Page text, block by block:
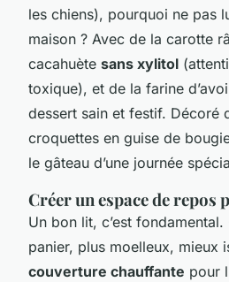
les chiens), pourquoi ne pas
maison ? Avec de la carotte
cacahuète sans xylitol
toxique), et de la farine
dessert sain et festif. Décoré
croquettes en guise de
le gâteau d’une journée
Créer un espace de repos
Un bon lit, c’est
panier, plus moelleux, mieux
couverture chauffante pour